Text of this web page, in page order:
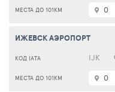
0
ИЖЕВСК АЭРОПОРТ
IJK
0